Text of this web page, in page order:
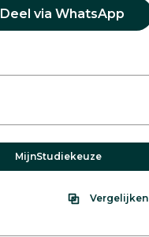
Deel via WhatsApp
MijnStudiekeuze
Vergelijken